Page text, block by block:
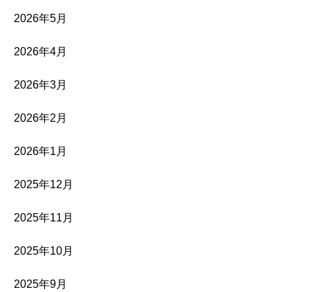
2026年5月
2026年4月
2026年3月
2026年2月
2026年1月
2025年12月
2025年11月
2025年10月
2025年9月